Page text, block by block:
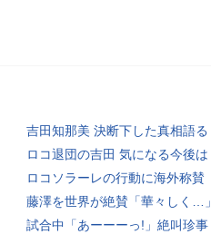
吉田知那美 決断下した真相語る
ロコ退団の吉田 気になる今後は
ロコソラーレの行動に海外称賛
藤澤を世界が絶賛「華々しく…」
試合中「あーーーっ!」絶叫珍事